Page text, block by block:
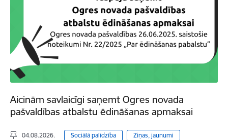
Aicinām savlaicīgi saņemt Ogres novada
pašvaldības atbalstu ēdināšanas apmaksai
04.08.2026. Sociālā palīdzība Ziņas, jaunumi